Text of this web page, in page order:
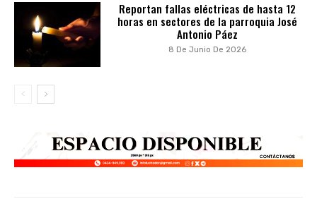
Reportan fallas eléctricas de hasta 12
horas en sectores de la parroquia José
Antonio Páez
8 De Junio De 2026